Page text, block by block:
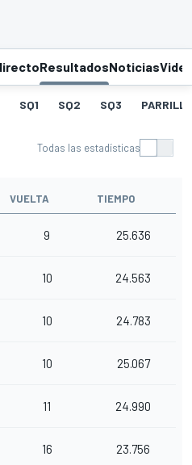
ResultadosNoticias
SQ1 SQ2 SQ3
Todas las estadísticas
VUELTA TIEMPO
9 25.636
10 24.563
10 24.783
10 25.067
11 24.990
16 23.756